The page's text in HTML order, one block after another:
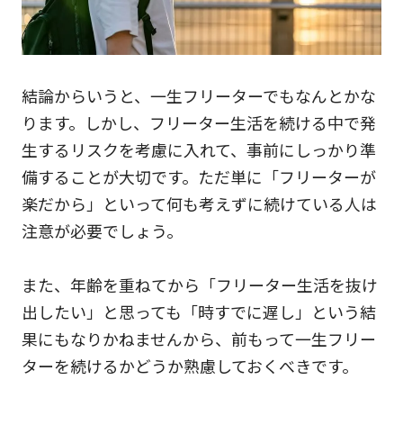
結論からいうと、一生フリーターでもなんとかな
ります。しかし、フリーター生活を続ける中で発
生するリスクを考慮に入れて、事前にしっかり準
備することが大切です。ただ単に「フリーターが
楽だから」といって何も考えずに続けている人は
注意が必要でしょう。
また、年齢を重ねてから「フリーター生活を抜け
出したい」と思っても「時すでに遅し」という結
果にもなりかねませんから、前もって一生フリー
ターを続けるかどうか熟慮しておくべきです。